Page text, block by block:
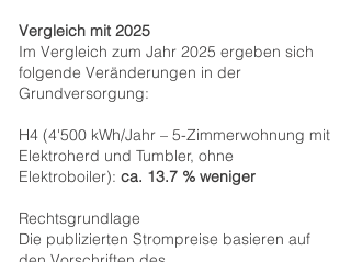
Vergleich mit 2025
Im Vergleich zum Jahr 2025 ergeben sich
folgende Veränderungen in der
Grundversorgung:
H4 (4'500 kWh/Jahr – 5-Zimmerwohnung mit
Elektroherd und Tumbler, ohne
Elektroboiler): ca. 13.7 % weniger
Rechtsgrundlage
Die publizierten Strompreise basieren auf